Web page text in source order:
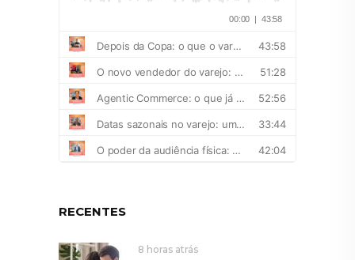
RECENTES
8 horas atrás